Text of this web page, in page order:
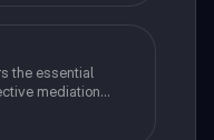
und
the essential
mediation
main parts,
emails, blog